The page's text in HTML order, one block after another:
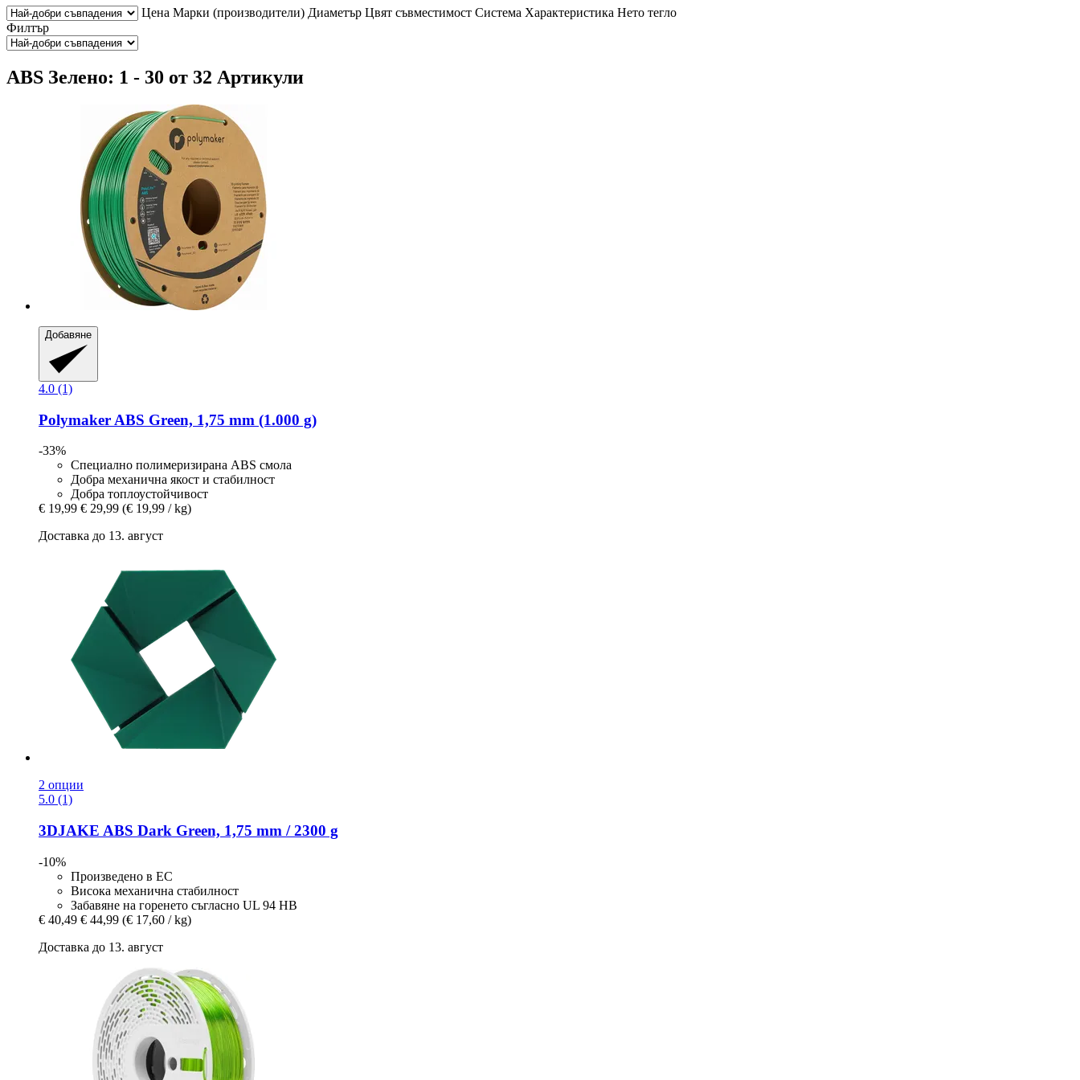
Цена Марки (производители) Диаметър Цвят съвместимост Система Характеристика Нето тегло
Филтър
ABS Зелено: 1 - 30 от 32 Артикули
Добавяне
4.0 (1)
Polymaker ABS Green, 1,75 mm (1.000 g)
-33%
Специално полимеризирана ABS смола
Добра механична якост и стабилност
Добра топлоустойчивост
€ 19,99 € 29,99 (€ 19,99 / kg)
Доставка до 13. август
2 опции
5.0 (1)
3DJAKE ABS Dark Green, 1,75 mm / 2300 g
-10%
Произведено в ЕС
Висока механична стабилност
Забавяне на горенето съгласно UL 94 HB
€ 40,49 € 44,99 (€ 17,60 / kg)
Доставка до 13. август